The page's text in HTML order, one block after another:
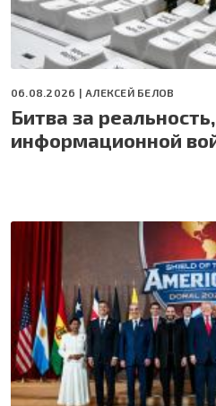
06.08.2026 | АЛЕКСЕЙ БЕЛОВ
Битва за
информационной